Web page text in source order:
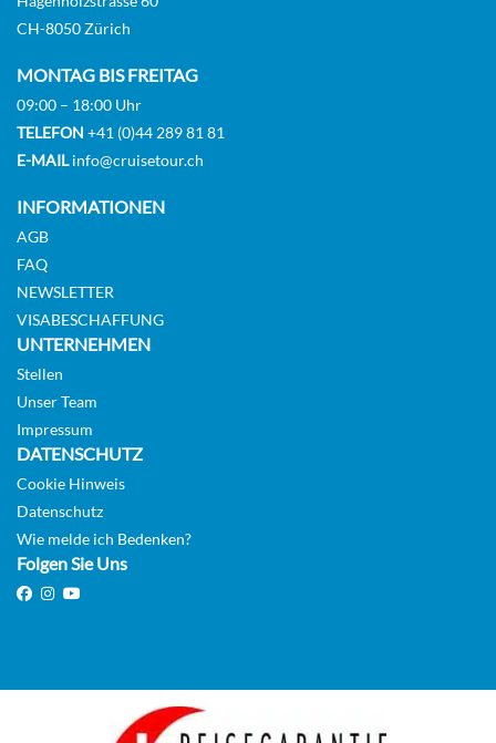
CH-8050 Zürich
MONTAG BIS FREITAG
09:00 – 18:00 Uhr
TELEFON +41 (0)44 289 81 81
E-MAILinfo@cruisetour.ch
INFORMATIONEN
AGB
FAQ
NEWSLETTER
VISABESCHAFFUNG
UNTERNEHMEN
Stellen
Unser Team
Impressum
DATENSCHUTZ
Cookie Hinweis
Datenschutz
Wie melde ich Bedenken?
Folgen Sie Uns